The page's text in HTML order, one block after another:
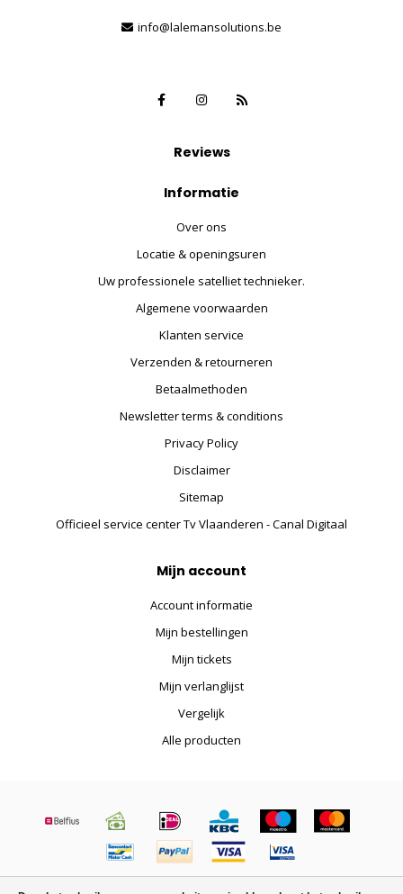
info@lalemansolutions.be
Reviews
Informatie
Over ons
Locatie & openingsuren
Uw professionele satelliet technieker.
Algemene voorwaarden
Klanten service
Verzenden & retourneren
Betaalmethoden
Newsletter terms & conditions
Privacy Policy
Disclaimer
Sitemap
Officieel service center Tv Vlaanderen - Canal Digitaal
Mijn account
Account informatie
Mijn bestellingen
Mijn tickets
Mijn verlanglijst
Vergelijk
Alle producten